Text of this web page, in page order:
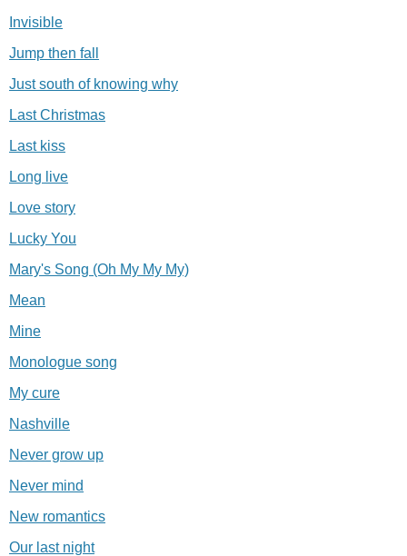
Invisible
Jump then fall
Just south of knowing why
Last Christmas
Last kiss
Long live
Love story
Lucky You
Mary's Song (Oh My My My)
Mean
Mine
Monologue song
My cure
Nashville
Never grow up
Never mind
New romantics
Our last night